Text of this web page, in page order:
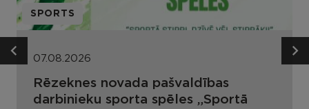
SPORTS
07.08.2026
Rēzeknes novada pašvaldības
darbinieku sporta spēles „Sportā